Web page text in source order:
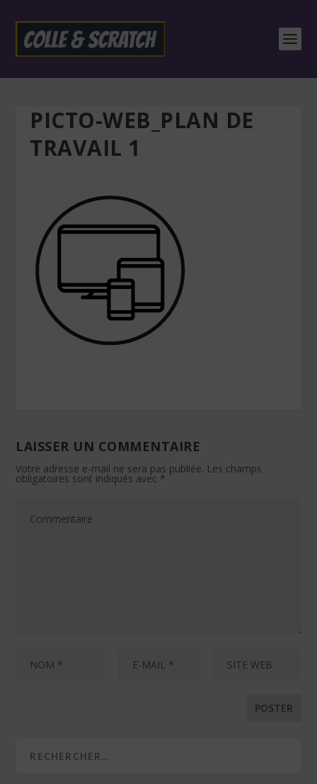
PICTO-WEB_PLAN DE
TRAVAIL 1
LAISSER UN COMMENTAIRE
Votre adresse e-mail ne sera pas publiée. Les champs
obligatoires sont indiqués avec *